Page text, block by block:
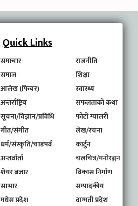
Quick Links
समाचार
राजनीति
समाज
शिक्षा
आलेख (फिचर)
स्वास्थ्य
अन्तर्राष्ट्रिय
सफलताको कथा
सूचना/विज्ञान/प्रविधि
फोटो ग्यालरी
गीत/संगीत
लेख/रचना
धर्म/संस्कृति/चाडपर्व
कार्टुन
अन्तर्वार्ता
चलचित्र/मनोरञ्जन
शेयर बजार
विकास निर्माण
साभार
सम्पादकीय
मधेस प्रदेश
वाग्मती प्रदेश